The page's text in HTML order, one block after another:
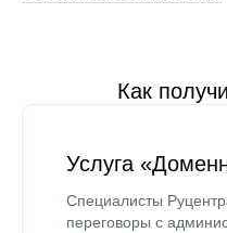
Как
Услуга
Специалисты
переговоры с